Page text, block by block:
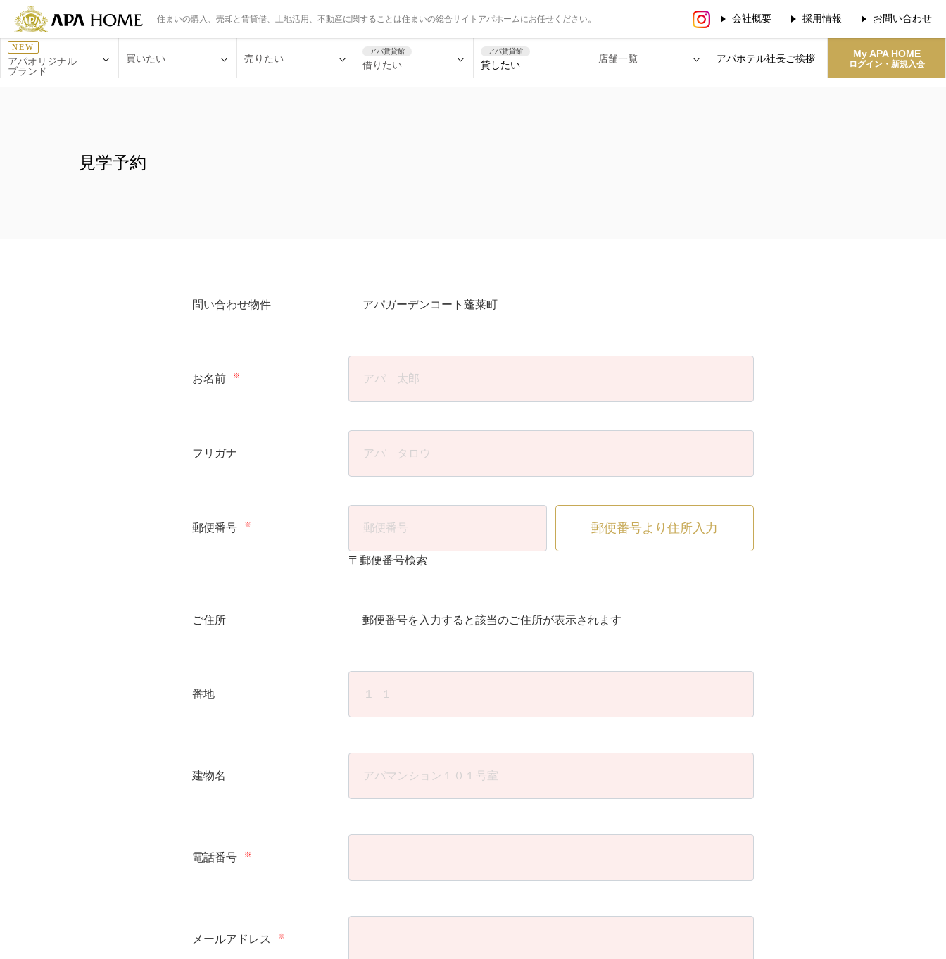
住まいの購入、売却と賃貸借、土地活用、不動産に関することは住まいの総合サイトアパホームにお任せください。 会社概要 採用情報 お問い合わせ
NEW
アパオリジナル
ブランド
買いたい 売りたい
アパ賃貸館
借りたい
アパ賃貸館
貸したい
店舗一覧 アパホテル社長ご挨拶 My APA HOME
ログイン・新規入会
見学予約
問い合わせ物件 アパガーデンコート蓬莱町
お名前 ※
フリガナ
郵便番号 ※
〒郵便番号検索
郵便番号より住所入力
ご住所 郵便番号を入力すると該当のご住所が表示されます
番地
建物名
電話番号 ※
メールアドレス ※